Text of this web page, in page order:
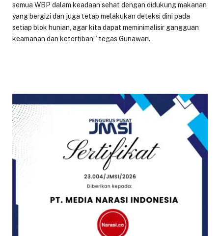
semua WBP dalam keadaan sehat dengan didukung makanan
yang bergizi dan juga tetap melakukan deteksi dini pada
setiap blok hunian, agar kita dapat meminimalisir gangguan
keamanan dan ketertiban,” tegas Gunawan.